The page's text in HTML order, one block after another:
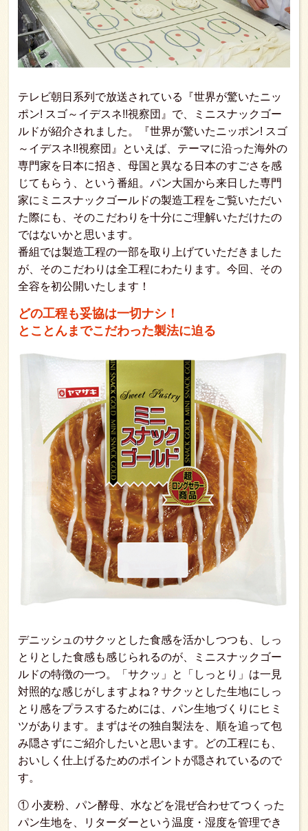
テレビ朝日系列で放送されている『世界が驚いたニッ
ポン! スゴ～イデスネ!!視察団』で、ミニスナックゴー
ルドが紹介されました。『世界が驚いたニッポン! スゴ
～イデスネ!!視察団』といえば、テーマに沿った海外の
専門家を日本に招き、母国と異なる日本のすごさを感
じてもらう、という番組。パン大国から来日した専門
家にミニスナックゴールドの製造工程をご覧いただい
た際にも、そのこだわりを十分にご理解いただけたの
ではないかと思います。
番組では製造工程の一部を取り上げていただきました
が、そのこだわりは全工程にわたります。今回、その
全容を初公開いたします！
どの工程も妥協は一切ナシ！
とことんまでこだわった製法に迫る
デニッシュのサクッとした食感を活かしつつも、しっ
とりとした食感も感じられるのが、ミニスナックゴー
ルドの特徴の一つ。「サクッ」と「しっとり」は一見
対照的な感じがしますよね？サクッとした生地にしっ
とり感をプラスするためには、パン生地づくりにヒミ
ツがあります。まずはその独自製法を、順を追って包
み隠さずにご紹介したいと思います。どの工程にも、
おいしく仕上げるためのポイントが隠されているので
す。
① 小麦粉、パン酵母、水などを混ぜ合わせてつくった
パン生地を、リターダーという温度・湿度を管理でき